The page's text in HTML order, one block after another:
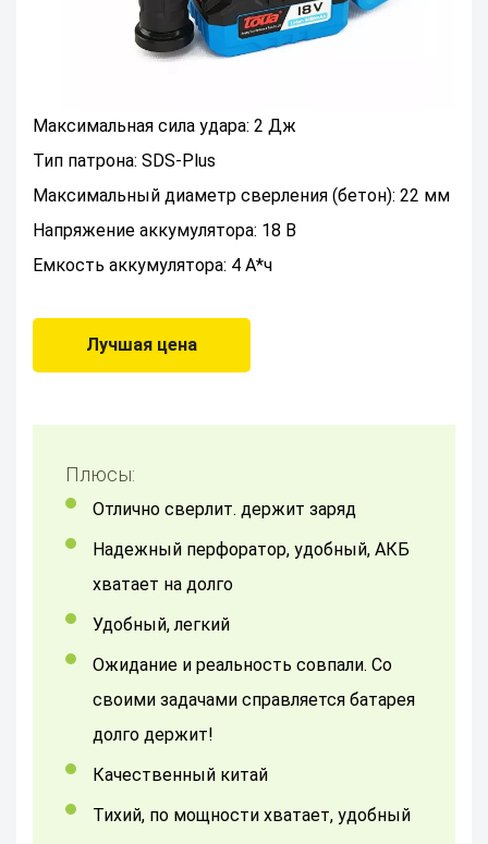
Максимальная сила удара: 2 Дж
Тип патрона: SDS-Plus
Максимальный диаметр сверления (бетон): 22 мм
Напряжение аккумулятора: 18 В
Емкость аккумулятора: 4 А*ч
Лучшая цена
Плюсы:
отлично сверлит. держит заряд
Надежный перфоратор, удобный, АКБ
хватает на долго
Удобный, легкий
Ожидание и реальность совпали. Со
своими задачами справляется батарея
долго держит!
качественный китай
Тихий, по мощности хватает, удобный